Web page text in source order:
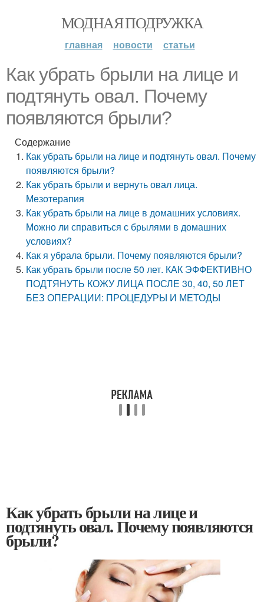
МОДНАЯ ПОДРУЖКА
главная новости статьи
Как убрать брыли на лице и
подтянуть овал. Почему
появляются брыли?
Содержание
Как убрать брыли на лице и подтянуть овал. Почему
появляются брыли?
Как убрать брыли и вернуть овал лица.
Мезотерапия
Как убрать брыли на лице в домашних условиях.
Можно ли справиться с брылями в домашних
условиях?
Как я убрала брыли. Почему появляются брыли?
Как убрать брыли после 50 лет. КАК ЭФФЕКТИВНО
ПОДТЯНУТЬ КОЖУ ЛИЦА ПОСЛЕ 30, 40, 50 ЛЕТ
БЕЗ ОПЕРАЦИИ: ПРОЦЕДУРЫ И МЕТОДЫ
Как убрать брыли на лице и
подтянуть овал. Почему появляются
брыли?